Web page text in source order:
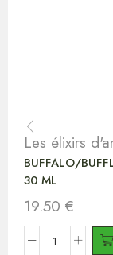
Les élixirs
BUFFALO/
30 ML
19.50 €